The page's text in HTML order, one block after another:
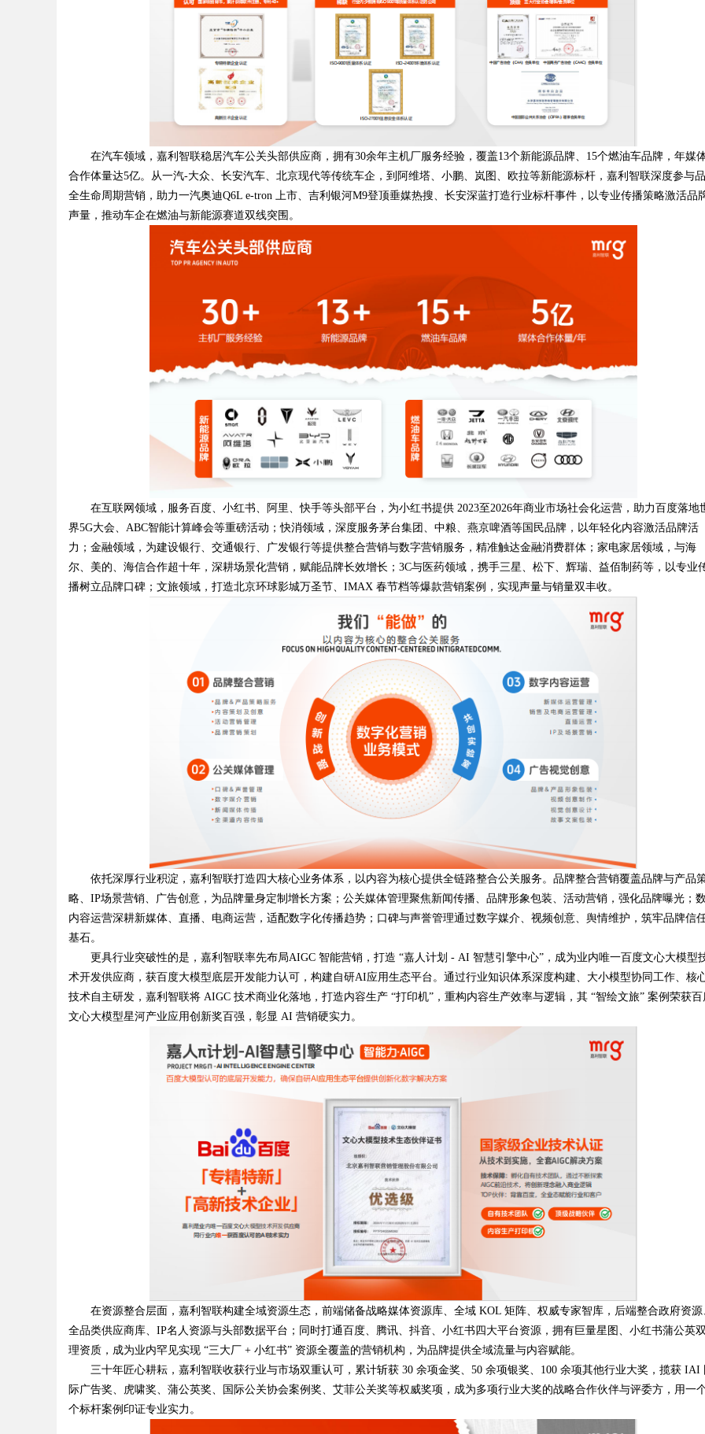
在汽车领域，嘉利智联稳居汽车公关头部供应商，拥有30余年主机厂服务经验，覆盖13个新能源品牌、15个燃油车品牌，年媒
合作体量达5亿。从一汽-大众、长安汽车、北京现代等传统车企，到阿维塔、小鹏、岚图、欧拉等新能源标杆，嘉利智联深度参与
全生命周期营销，助力一汽奥迪Q6L e-tron 上市、吉利银河M9登顶垂媒热搜、长安深蓝打造行业标杆事件，以专业传播策略激活品
声量，推动车企在燃油与新能源赛道双线突围。
在互联网领域，服务百度、小红书、阿里、快手等头部平台，为小红书提供 2023至2026年商业市场社会化运营，助力百度落地
界5G大会、ABC智能计算峰会等重磅活动；快消领域，深度服务茅台集团、中粮、燕京啤酒等国民品牌，以年轻化内容激活品牌活
力；金融领域，为建设银行、交通银行、广发银行等提供整合营销与数字营销服务，精准触达金融消费群体；家电家居领域，与海
尔、美的、海信合作超十年，深耕场景化营销，赋能品牌长效增长；3C与医药领域，携手三星、松下、辉瑞、益佰制药等，以专业
播树立品牌口碑；文旅领域，打造北京环球影城万圣节、IMAX 春节档等爆款营销案例，实现声量与销量双丰收。
依托深厚行业积淀，嘉利智联打造四大核心业务体系，以内容为核心提供全链路整合公关服务。品牌整合营销覆盖品牌与产品
略、IP场景营销、广告创意，为品牌量身定制增长方案；公关媒体管理聚焦新闻传播、品牌形象包装、活动营销，强化品牌曝光；
内容运营深耕新媒体、直播、电商运营，适配数字化传播趋势；口碑与声誉管理通过数字媒介、视频创意、舆情维护，筑牢品牌信
基石。
更具行业突破性的是，嘉利智联率先布局AIGC 智能营销，打造 “嘉人计划 - AI 智慧引擎中心”，成为业内唯一百度文心大模型
术开发供应商，获百度大模型底层开发能力认可，构建自研AI应用生态平台。通过行业知识体系深度构建、大小模型协同工作、核
技术自主研发，嘉利智联将 AIGC 技术商业化落地，打造内容生产 “打印机”，重构内容生产效率与逻辑，其 “智绘文旅” 案例荣获百
文心大模型星河产业应用创新奖百强，彰显 AI 营销硬实力。
在资源整合层面，嘉利智联构建全域资源生态，前端储备战略媒体资源库、全域 KOL 矩阵、权威专家智库，后端整合政府资源
全品类供应商库、IP名人资源与头部数据平台；同时打通百度、腾讯、抖音、小红书四大平台资源，拥有巨量星图、小红书蒲公英
理资质，成为业内罕见实现 “三大厂 + 小红书” 资源全覆盖的营销机构，为品牌提供全域流量与内容赋能。
三十年匠心耕耘，嘉利智联收获行业与市场双重认可，累计斩获 30 余项金奖、50 余项银奖、100 余项其他行业大奖，揽获 IAI
际广告奖、虎啸奖、蒲公英奖、国际公关协会案例奖、艾菲公关奖等权威奖项，成为多项行业大奖的战略合作伙伴与评委方，用一
个标杆案例印证专业实力。